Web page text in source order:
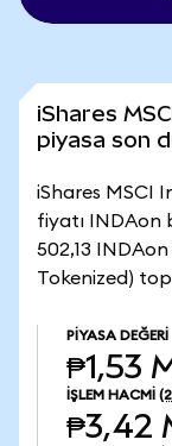
iShares
piyasa son
iShares MSCI
fiyatı INDAon
502,13
Tokenized)
PIYASA DEĞERI
₱1,53
İŞLEM HACMI
₱3,42